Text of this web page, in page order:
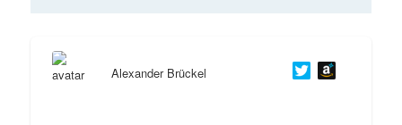
Alexander Brückel